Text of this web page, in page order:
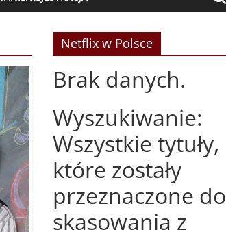
Netflix w Polsce
Brak danych.
Wyszukiwanie:
Wszystkie tytuły,
które zostały
przeznaczone do
skasowania z